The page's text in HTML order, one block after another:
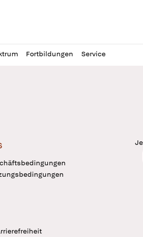
Fortbildungen Service